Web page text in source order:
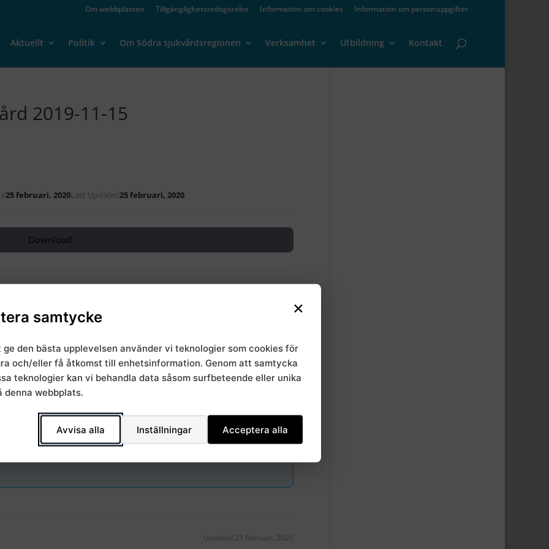
Om webbplatsen Tillgänglighetsredogörelse Information om cookies Information om personuppgifter
Aktuellt Politik Om Södra sjukvårdsregionen Verksamhet Utbildning Kontakt
2019-11-15
25 februari, 2020Last Updated25 februari, 2020
Download
, Regionala chefsamråd , SRVN
Updated 25 februari, 2020
×
samtycke
ge den bästa upplevelsen använder vi teknologier som cookies för
och/eller få åtkomst till enhetsinformation. Genom att samtycka
teknologier kan vi behandla data såsom surfbeteende eller unika
denna webbplats.
Avvisa alla Inställningar Acceptera alla